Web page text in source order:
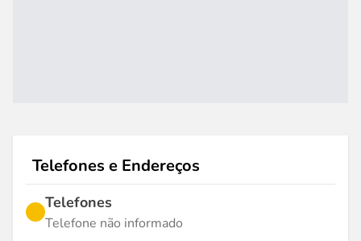
Telefones e Endereços
Telefones
Telefone não informado